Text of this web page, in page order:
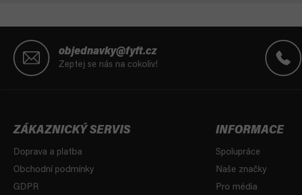
objednavky@fyft.cz
Zeptej se nás na cokoliv!
ZÁKAZNICKÝ SERVIS
Doprava a platba
Obchodní podmínky
GDPR
INFORMACE
Spolupráce
Naše značky
Pro média